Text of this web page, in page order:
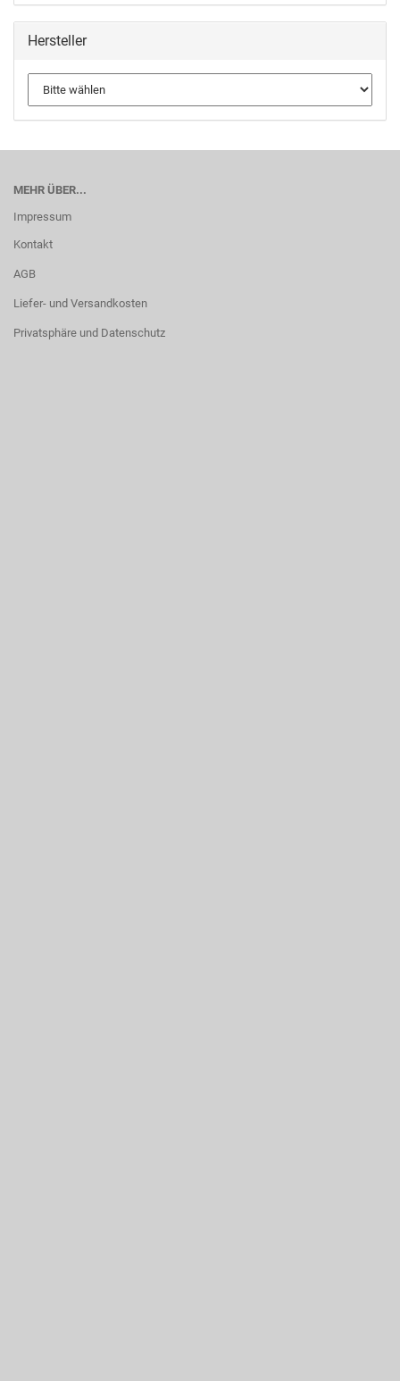
Hersteller
MEHR ÜBER...
Impressum
Kontakt
AGB
Liefer- und Versandkosten
Privatsphäre und Datenschutz